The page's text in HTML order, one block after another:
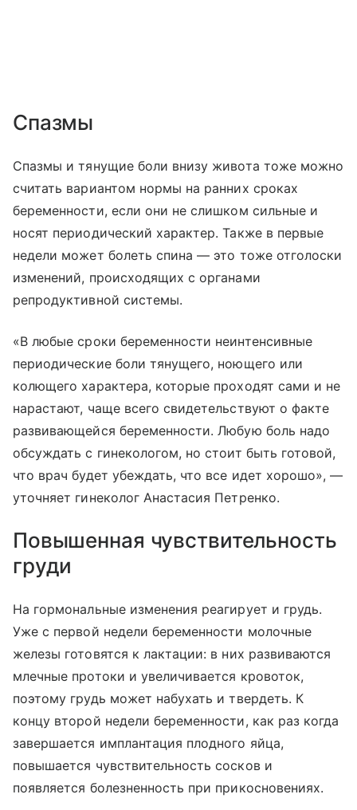
Спазмы
Спазмы и тянущие боли внизу живота тоже можно
считать вариантом нормы на ранних сроках
беременности, если они не слишком сильные и
носят периодический характер. Также в первые
недели может болеть спина — это тоже отголоски
изменений, происходящих с органами
репродуктивной системы.
«В любые сроки беременности неинтенсивные
периодические боли тянущего, ноющего или
колющего характера, которые проходят сами и не
нарастают, чаще всего свидетельствуют о факте
развивающейся беременности. Любую боль надо
обсуждать с гинекологом, но стоит быть готовой,
что врач будет убеждать, что все идет хорошо», —
уточняет гинеколог Анастасия Петренко.
Повышенная чувствительность
груди
На гормональные изменения реагирует и грудь.
Уже с первой недели беременности молочные
железы готовятся к лактации: в них развиваются
млечные протоки и увеличивается кровоток,
поэтому грудь может набухать и твердеть. К
концу второй недели беременности, как раз когда
завершается имплантация плодного яйца,
повышается чувствительность сосков и
появляется болезненность при прикосновениях.